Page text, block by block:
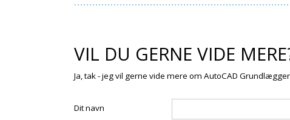
VIL DU GERNE VIDE
Ja, tak - jeg vil gerne vide mere om AutoCAD
Dit navn